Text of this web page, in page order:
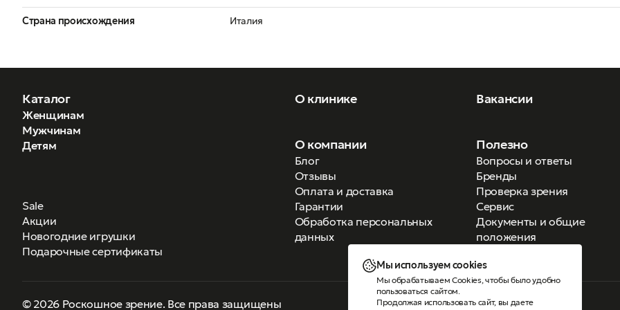
Страна происхождения Италия
Каталог
Женщинам
Мужчинам
Детям
Sale
Акции
Новогодние игрушки
Подарочные сертификаты
О клинике Вакансии
О компании
Блог
Отзывы
Оплата и доставка
Гарантии
Обработка персональных
данных
Полезно
Вопросы и ответы
Бренды
Проверка зрения
Сервис
Документы и общие
положения
© 2026 Роскошное зрение. Все права защищены Версия для слабовидящих
Мы используем cookies
Мы обрабатываем Cookies, чтобы было удобно
пользоваться сайтом.
Продолжая использовать сайт, вы даете